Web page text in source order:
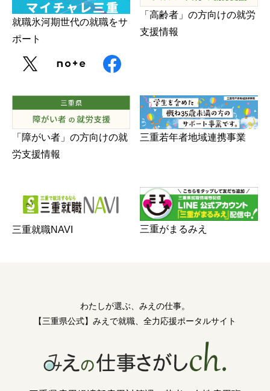
就職氷河期世代の就職をサ
ポート
「高齢者」の方向けの就労
支援情報
「障がい者」の方向けの就
労支援情報
三重若年者地域連携事業
三重就職NAVI 三重がまるみえ
わたしが選ぶ、みえの仕事。
【三重県公式】みえで就職、全力応援ポータルサイト